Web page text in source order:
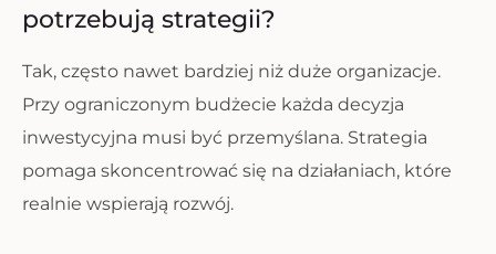
potrzebują strategii?
Tak, często nawet bardziej niż duże organizacje.
Przy ograniczonym budżecie każda decyzja
inwestycyjna musi być przemyślana. Strategia
pomaga skoncentrować się na działaniach, które
realnie wspierają rozwój.